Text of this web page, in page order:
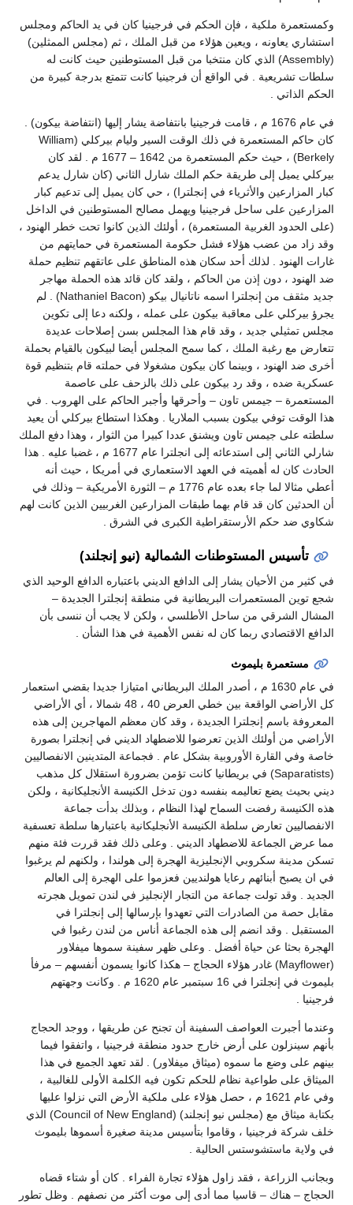
وكمستعمرة ملكية ، فإن الحكم في فرجينيا كان في يد الحاكم ومجلس
استشاري يعاونه ، ويعين هؤلاء من قبل الملك ، ثم (مجلس الممثلين)
(Assembly) الذي كان منتخبا من قبل المستوطنين حيث كانت له
سلطات تشريعية . في الواقع أن فرجينيا كانت تتمتع بدرجة كبيرة من
الحكم الذاتي .
في عام 1676 م ، قامت فرجينيا بانتفاضة يشار إليها (انتفاضة بيكون) .
كان حاكم المستعمرة في ذلك الوقت السير وليام بيركلي (William
Berkely) ، حيث حكم المستعمرة من 1642 – 1677 م . لقد كان
بيركلي يميل إلى طريقة حكم الملك شارل الثاني (كان شارل يدعم
كبار المزارعين والأثرياء في إنجلترا) ، حي كان يميل إلى تدعيم كبار
المزارعين على ساحل فرجينيا ويهمل مصالح المستوطنين في الداخل
(على الحدود الغربية المستعمرة) ، أولئك الذين كانوا تحت خطر الهنود ،
وقد زاد من عضب هؤلاء فشل حكومة المستعمرة في حمايتهم من
غارات الهنود . لذلك أحد سكان هذه المناطق على عاتقهم تنظيم حملة
ضد الهنود ، دون إذن من الحاكم ، ولقد كان قائد هذه الحملة مهاجر
جديد مثقف من إنجلترا اسمه ناتانيال بيكو (Nathaniel Bacon) . لم
يجرؤ بيركلي على معاقبة بيكون على عمله ، ولكنه دعا إلى تكوين
مجلس تمثيلي جديد ، وقد قام هذا المجلس بسن إصلاحات عديدة
تتعارض مع رغبة الملك ، كما سمح المجلس أيضا لبيكون بالقيام بحملة
أخرى ضد الهنود ، وبينما كان بيكون مشغولا في حملته قام بتنظيم قوة
عسكرية ضده ، وقد رد بيكون على ذلك بالزحف على عاصمة
المستعمرة – جيمس تاون – وأحرقها وأجبر الحاكم على الهروب . في
هذا الوقت توفي بيكون بسبب الملاريا . وهكذا استطاع بيركلي أن يعيد
سلطته على جيمس تاون ويشنق عددا كبيرا من الثوار ، وهذا دفع الملك
شارلي الثاني إلى استدعائه إلى انجلترا عام 1677 م ، غضبا عليه . هذا
الحادث كان له أهميته في العهد الاستعماري في أمريكا ، حيث أنه
أعطي مثالا لما جاء بعده عام 1776 م – الثورة الأمريكية – وذلك في
أن الحدثين كان قد قام بهما طبقات المزارعين الغربيين الذين كانت لهم
شكاوي ضد حكم الأرستقراطية الكبرى في الشرق .
تأسيس المستوطنات الشمالية (نيو إنجلند)
في كثير من الأحيان يشار إلى الدافع الديني باعتباره الدافع الوحيد الذي
شجع توين المستعمرات البريطانية في منطقة إنجلترا الجديدة –
المشال الشرقي من ساحل الأطلسي ، ولكن لا يجب أن ننسى بأن
الدافع الاقتصادي ربما كان له نفس الأهمية في هذا الشأن .
مستعمرة بليموث
في عام 1630 م ، أصدر الملك البريطاني امتيازا جديدا بقضي استعمار
كل الأراضي الواقعة بين خطي العرض 40 ، 48 شمالا ، أي الأراضي
المعروفة باسم إنجلترا الجديدة ، وقد كان معظم المهاجرين إلى هذه
الأراضي من أولئك الذين تعرضوا للاضطهاد الديني في إنجلترا بصورة
خاصة وفي القارة الأوروبية بشكل عام . فجماعة المتدينين الانفصاليين
(Saparatists) في بريطانيا كانت تؤمن بضرورة استقلال كل مذهب
ديني بحيث يضع تعاليمه بنفسه دون تدخل الكنيسة الأنجليكانية ، ولكن
هذه الكنيسة رفضت السماح لهذا النظام ، وبذلك بدأت جماعة
الانفصاليين تعارض سلطة الكنيسة الأنجليكانية باعتبارها سلطة تعسفية
مما عرض الجماعة للاضطهاد الديني . وعلى ذلك فقد قررت فئة منهم
تسكن مدينة سكروبي الإنجليزية الهجرة إلى هولندا ، ولكنهم لم يرغبوا
في ان يصبح أبنائهم رعايا هولنديين فعزموا على الهجرة إلى العالم
الجديد . وقد تولت جماعة من التجار الإنجليز في لندن تمويل هجرته
مقابل حصة من الصادرات التي تعهدوا بإرسالها إلى إنجلترا في
المستقبل . وقد انضم إلى هذه الجماعة أناس من لندن رغبوا في
الهجرة بحثا عن حياة أفضل . وعلى ظهر سفينة سموها ميفلاور
(Mayflower) غادر هؤلاء الحجاج – هكذا كانوا يسمون أنفسهم – مرفأ
بليموث في إنجلترا في 16 سبتمبر عام 1620 م . وكانت وجهتهم
فرجينيا .
وعندما أجبرت العواصف السفينة أن تجنح عن طريقها ، ووجد الحجاج
بأنهم سينزلون على أرض خارج حدود منطقة فرجينيا ، واتفقوا فيما
بينهم على وضع ما سموه (ميثاق ميفلاور) . لقد تعهد الجميع في هذا
الميثاق على طواعية نظام للحكم تكون فيه الكلمة الأولى للغالبية ،
وفي عام 1621 م ، حصل هؤلاء على ملكية الأرض التي نزلوا عليها
بكتابة ميثاق مع (مجلس نيو إنجلند) (Council of New England) الذي
خلف شركة فرجينيا ، وقاموا بتأسيس مدينة صغيرة أسموها بليموث
في ولاية ماستشوستس الحالية .
وبجانب الزراعة ، فقد زاول هؤلاء تجارة الفراء . كان أو شتاء قضاه
الحجاج – هناك – قاسيا مما أدى إلى موت أكثر من نصفهم . وظل تطور